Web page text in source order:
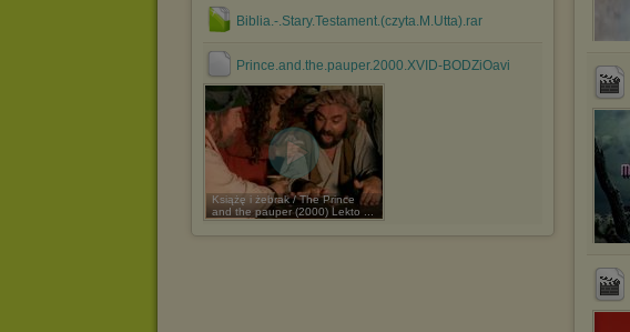
Biblia.-.Stary.Testament.(czyta.M.Utta).rar
Prince.and.the.pauper.2000.XVID-BODZiOavi
Książę i żebrak / The Prince
and the pauper (2000) Lekto ...